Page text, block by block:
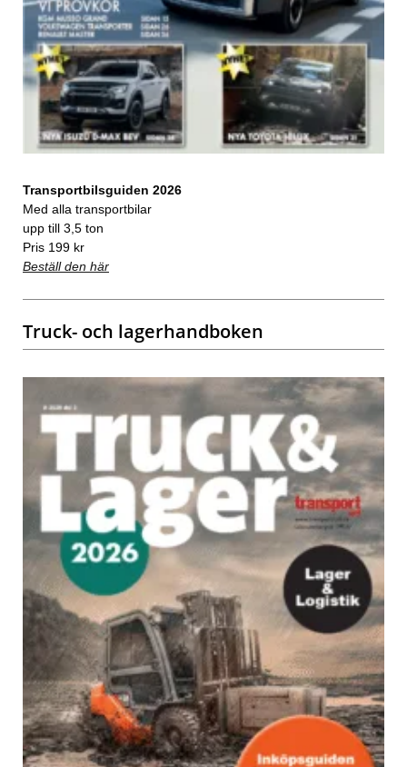
Transportbilsguiden 2026
Med alla transportbilar
upp till 3,5 ton
Pris 199 kr
Beställ den här
Truck- och lagerhandboken